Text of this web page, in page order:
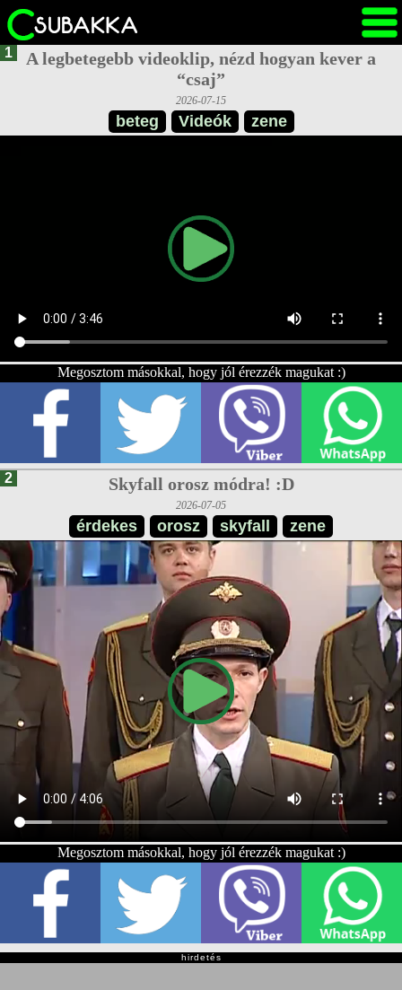
1
A legbetegebb videoklip, nézd hogyan kever a
“csaj”
2026-07-15
beteg Videók zene
Megosztom másokkal, hogy jól érezzék magukat :)
2 Skyfall orosz módra! :D
2026-07-05
érdekes orosz skyfall zene
Megosztom másokkal, hogy jól érezzék magukat :)
hirdetés